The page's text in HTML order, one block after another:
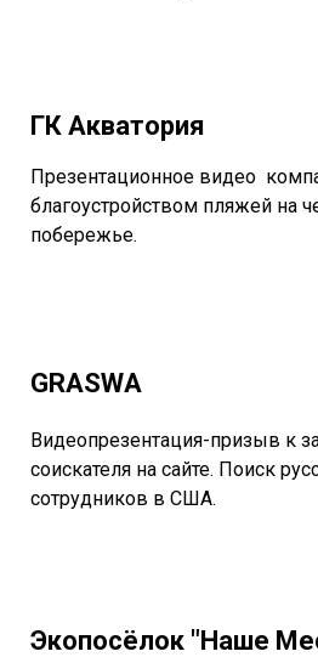
ГК Акватория
Презентационное видео
благоустройством пляжей на
побережье.
GRASWA
Видеопрезентация-призыв к
соискателя на сайте. Поиск
сотрудников в США.
Экопосёлок "Наше